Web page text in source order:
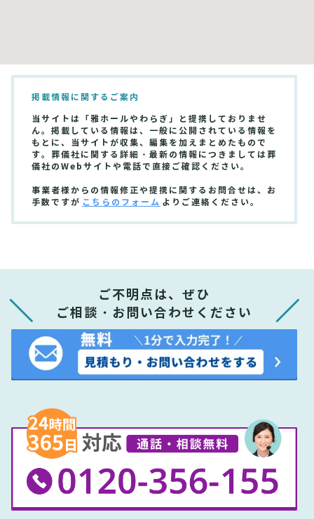
掲載情報に関するご案内
当サイトは「雅ホールやわらぎ」と提携しておりませ
ん。掲載している情報は、一般に公開されている情報を
もとに、当サイトが収集、編集を加えまとめたもので
す。葬儀社に関する詳細・最新の情報につきましては葬
儀社のWebサイトや電話で直接ご確認ください。
事業者様からの情報修正や提携に関するお問合せは、お
手数ですが こちらのフォーム よりご連絡ください。
ご不明点は、ぜひ
ご相談・お問い合わせください